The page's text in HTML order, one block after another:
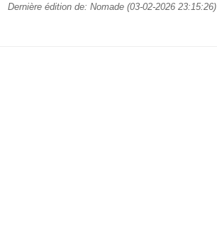
Dernière édition de: Nomade (03-02-2026 23:15:26)